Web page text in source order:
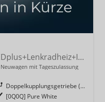
LIFE eHybrid AHK+360°+LEDplus+Lenkradheiz+IQ.Drive+ACC+AppConnect+eHeck
Neuwagen mit Tageszulassung
Doppelkupplungsgetriebe (DSG)
[0Q0Q] Pure White